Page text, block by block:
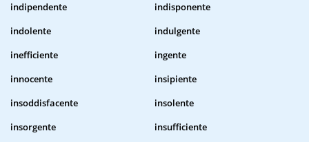
indipendente
indisponente
indolente
indulgente
inefficiente
ingente
innocente
insipiente
insoddisfacente
insolente
insorgente
insufficiente